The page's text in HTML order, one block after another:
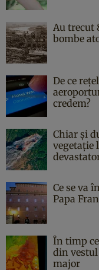
Au trecut
bombe
De ce
credem?
Chiar și
vegetație
Ce se va
Papa
În timp
din vestul
major